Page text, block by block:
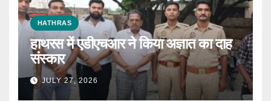
HATHRAS
हाथरस में एडीएचआर ने किया अज्ञात का दाह
संस्कार
JULY 27, 2026